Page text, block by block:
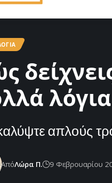
λόγια
απλούς
ΑπόΛώρα Π. 9 Φεβρουαρίου